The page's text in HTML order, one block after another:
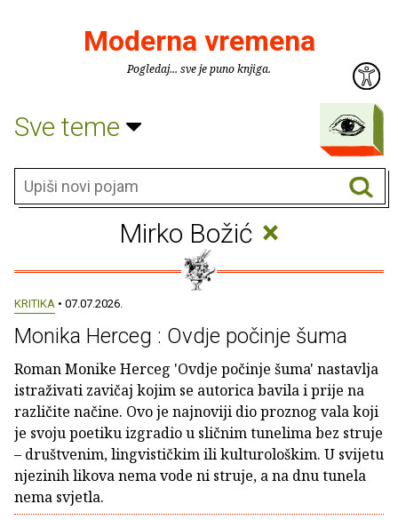
Moderna vremena
Pogledaj... sve je puno knjiga.
Sve teme
Mirko Božić ×
KRITIKA • 07.07.2026.
Monika Herceg : Ovdje počinje šuma
Roman Monike Herceg 'Ovdje počinje šuma' nastavlja
istraživati zavičaj kojim se autorica bavila i prije na
različite načine. Ovo je najnoviji dio proznog vala koji
je svoju poetiku izgradio u sličnim tunelima bez struje
– društvenim, lingvističkim ili kulturološkim. U svijetu
njezinih likova nema vode ni struje, a na dnu tunela
nema svjetla.